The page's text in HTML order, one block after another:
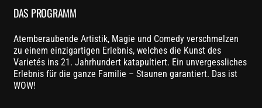
DAS PROGRAMM
Atemberaubende Artistik, Magie und Comedy verschmelzen
zu einem einzigartigen Erlebnis, welches die Kunst des
Varietés ins 21. Jahrhundert katapultiert. Ein unvergessliches
Erlebnis für die ganze Familie – Staunen garantiert. Das ist
WOW!